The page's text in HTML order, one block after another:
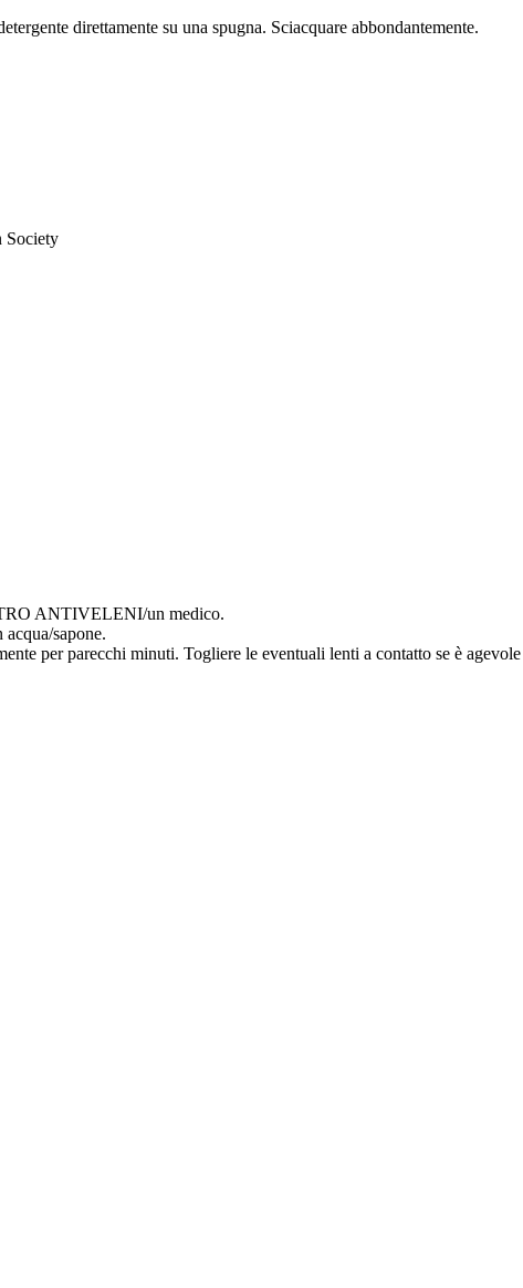
direttamente su una spugna. Sciacquare abbondantemente.
Society
ANTIVELENI/un medico.
sapone.
per parecchi minuti. Togliere le eventuali lenti a contatto se è agevole